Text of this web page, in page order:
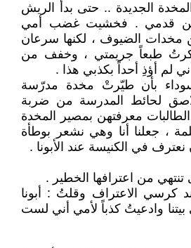
الجديدة .. حتى بدأ الريش
قدمي . فخشيت غضب أمي
مخدات الضيوف ، لكنها سرعان
طبعاً جريمتي ، وخفف من
لم أؤذِ أحداً بكذبي هذا .
بأن طيّرتْ مخدة مدرّسة
لحائط المدرسة من ضربة
معرفتهن بمصير المخدة
، جعلنا أنا وهي نشعر بوطأة
نعترف في الكنيسة عند الأبونا .
من اعترافها الخطير .
الاعتراف وقلتُ : أبونا
وادعيتُ كذباً لأمي أني لست